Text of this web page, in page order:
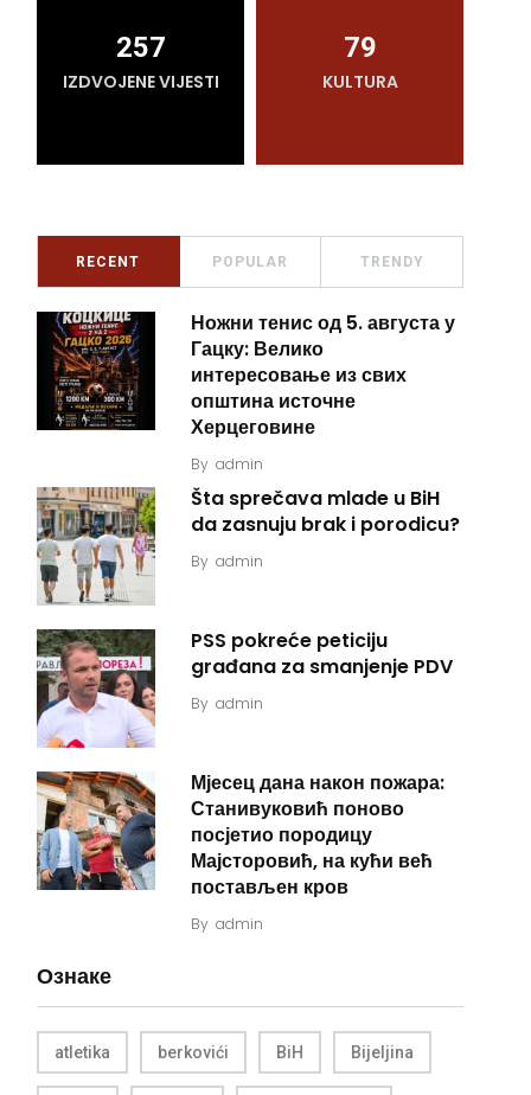
257
IZDVOJENE VIJESTI
79
KULTURA
RECENT POPULAR TRENDY
Ножни тенис од 5. августа у
Гацку: Велико
интересовање из свих
општина источне
Херцеговине
By admin
Šta sprečava mlade u BiH
da zasnuju brak i porodicu?
By admin
PSS pokreće peticiju
građana za smanjenje PDV
By admin
Мјесец дана након пожара:
Станивуковић поново
посјетио породицу
Мајсторовић, на кући већ
постављен кров
By admin
Ознаке
atletika berkovići BiH Bijeljina